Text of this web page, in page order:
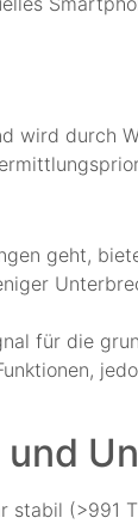
wird durch
geht,
für die